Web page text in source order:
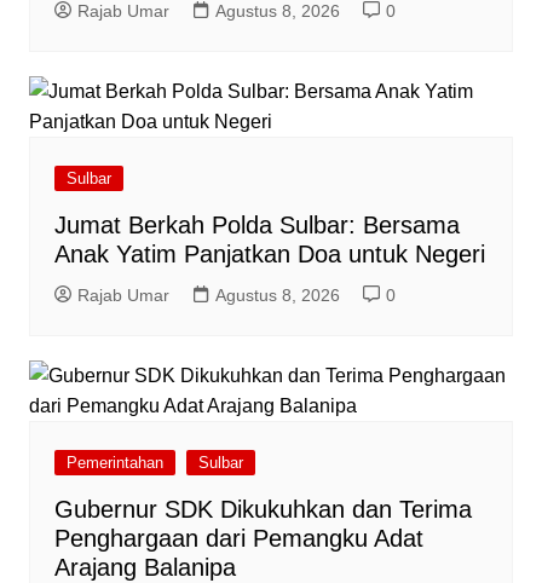
Rajab Umar Agustus 8, 2026 0
Sulbar
Jumat Berkah Polda Sulbar: Bersama
Anak Yatim Panjatkan Doa untuk Negeri
Rajab Umar Agustus 8, 2026 0
Pemerintahan Sulbar
Gubernur SDK Dikukuhkan dan Terima
Penghargaan dari Pemangku Adat
Arajang Balanipa